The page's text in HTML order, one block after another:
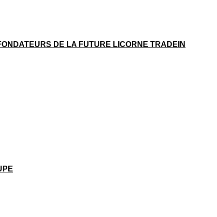
DE LA FUTURE LICORNE TRADEIN